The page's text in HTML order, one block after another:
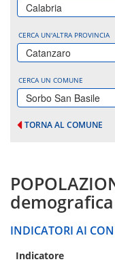
Calabria
CERCA UN'ALTRA PROVINCIA
Catanzaro
CERCA UN COMUNE
Sorbo San Basile
TORNA AL COMUNE
INDICATORI AI
Indicatore